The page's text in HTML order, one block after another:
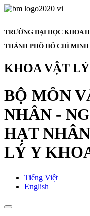
TRƯỜNG ĐẠI HỌC KHOA
THÀNH PHỐ HỒ CHÍ MINH
KHOA VẬT
BỘ MÔN
NHÂN -
HẠT
LÝ Y
Tiếng Việt
English